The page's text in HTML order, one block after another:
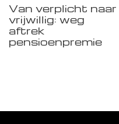
Van verplicht naar
vrijwillig: weg
aftrek
pensioenpremie